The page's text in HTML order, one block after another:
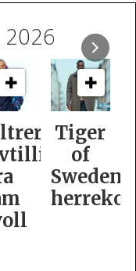
2026
Tiger
of
Swedens